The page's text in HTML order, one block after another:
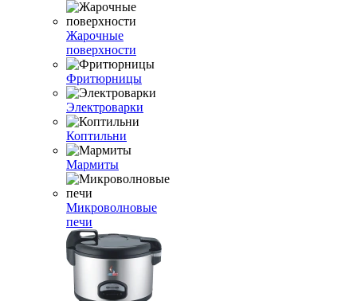
Жарочные
поверхности
Фритюрницы
Электроварки
Коптильни
Мармиты
Микроволновые
печи